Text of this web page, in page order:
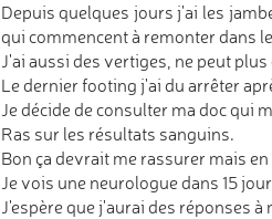
Depuis quelques jours j'ai les
qui commencent à remonter dans
J'ai aussi des vertiges, ne peut
Le dernier footing j'ai du arrêter
Je décide de consulter ma doc qui
Ras sur les résultats sanguins.
Bon ça devrait me rassurer mais
Je vois une neurologue dans 15
J'espère que j'aurai des réponses